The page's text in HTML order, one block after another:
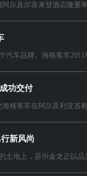
及尔喜来登酒店隆重
品牌。海格客车2011
功交付
客车在阿尔及利亚首
新风尚
地上，苏州金龙正以品